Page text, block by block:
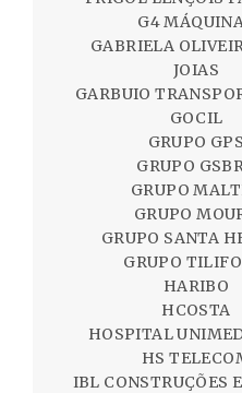
G4
GABRIELA
JOIAS
GARBUIO
GOCIL
GRUPO GPS
GRUPO
GRUPO
GRUPO
GRUPO SANTA
GRUPO
HARIBO
HCOSTA
HOSPITAL
HS
IBL CONSTRUÇÕES